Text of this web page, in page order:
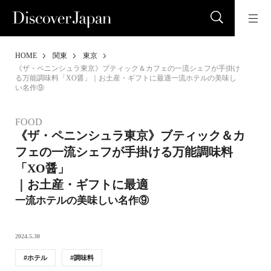
HOME 関東
東京
《ザ・ペニンシュラ東京》ブティック＆カフェの一流シェフが手掛け
る万能調味料「XO醤」｜お土産・ギフトに最適一流ホテルの美味し
い名作⑨
FOOD
《ザ・ペニンシュラ東京》ブティック＆カ
フェの一流シェフが手掛ける万能調味料
「XO醤」
｜お土産・ギフトに最適
一流ホテルの美味しい名作⑨
2024.5.30
ホテル 調味料